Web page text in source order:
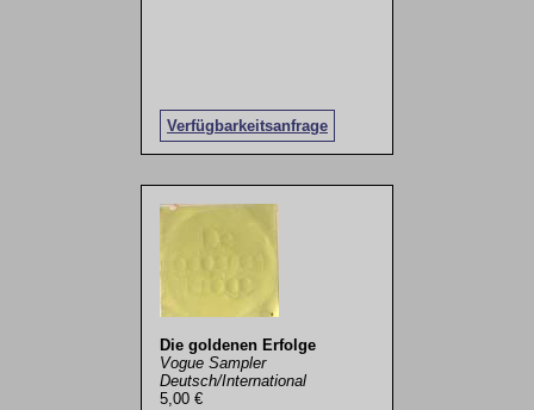
Verfügbarkeitsanfrage
Die goldenen Erfolge
Vogue Sampler
Deutsch/International
5,00 €